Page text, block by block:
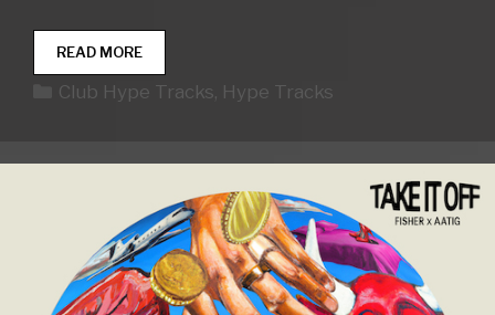
READ MORECLUB
HYPE
TRACKS
Kategorien
Club Hype Tracks, Hype Tracks